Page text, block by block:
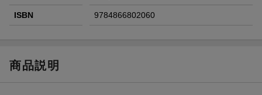
ISBN 9784866802060
商品説明